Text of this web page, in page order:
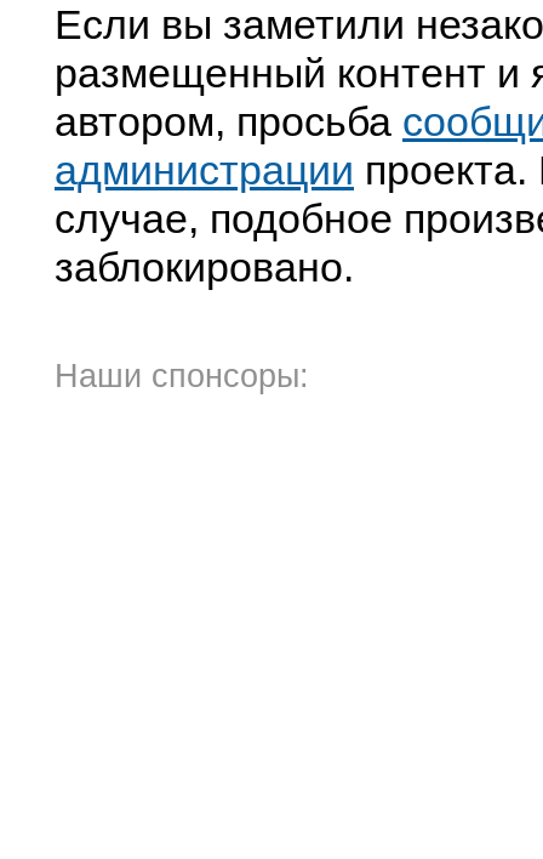
Если вы заметили
размещенный контент и
автором, просьба
администрации
случае, подобное
заблокировано.
Наши спонсоры: